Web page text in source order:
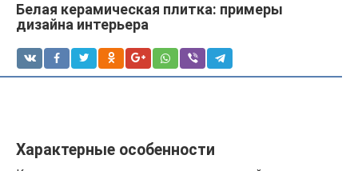
Белая керамическая плитка: примеры
дизайна интерьера
Характерные особенности